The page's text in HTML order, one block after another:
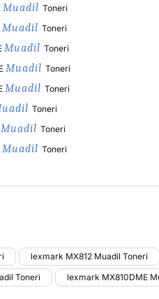
Muadil Toneri
Muadil Toneri
Muadil Toneri
Muadil Toneri
Muadil Toneri
Toneri
Muadil Toneri
Muadil Toneri
siz yapın!
lexmark MX812 Muadil Toneri
Toneri lexmark MX810DME